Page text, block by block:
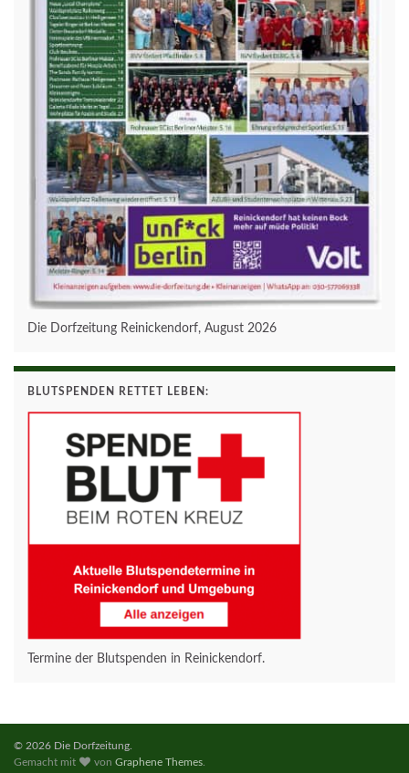
Die Dorfzeitung Reinickendorf, August 2026
BLUTSPENDEN RETTET LEBEN:
Termine der Blutspenden in Reinickendorf.
© 2026 Die Dorfzeitung.
Gemacht mit
vonGraphene Themes